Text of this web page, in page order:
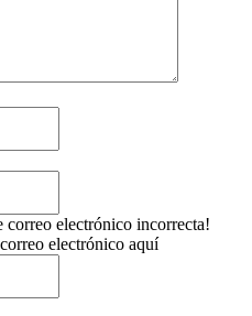
correo electrónico incorrecta!
electrónico aquí